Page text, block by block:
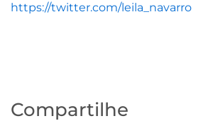
https://twitter.com/leila_navarro
Compartilhe